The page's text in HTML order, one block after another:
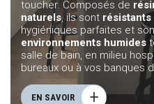
toucher. Composés de
naturels, ils sont résistants
hygiéniques parfaites et
environnements humides
salle de bain, en milieu
bureaux ou à vos banques
EN SAVOIR